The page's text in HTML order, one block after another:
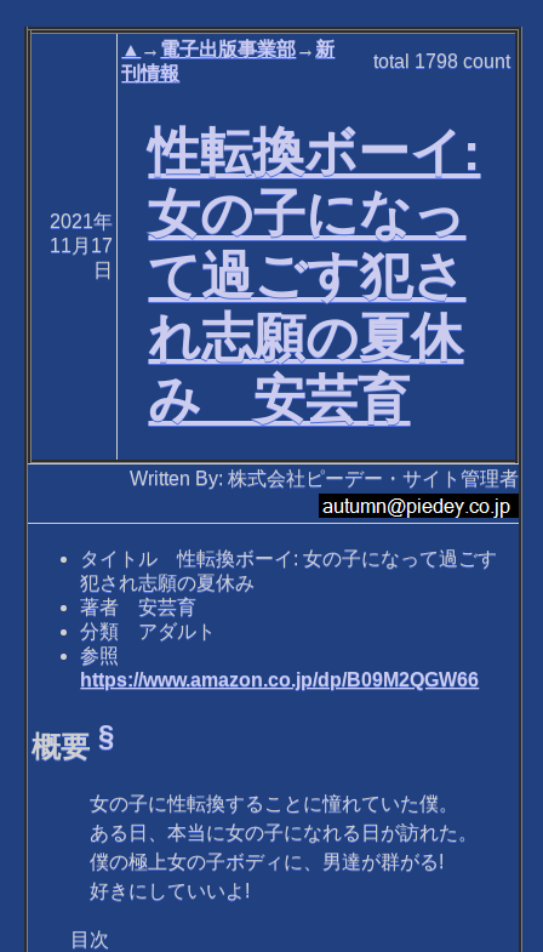
2021年
11月17
日
▲ → 電子出版事業部→ 新
刊情報
total 1798 count
性転換ボーイ:
女の子になっ
て過ごす犯さ
れ志願の夏休
み 安芸育
Written By: 株式会社ピーデー・サイト管理者
タイトル 性転換ボーイ: 女の子になって過ごす
犯され志願の夏休み
著者 安芸育
分類 アダルト
参照
https://www.amazon.co.jp/dp/B09M2QGW66
概要§
女の子に性転換することに憧れていた僕。
ある日、本当に女の子になれる日が訪れた。
僕の極上女の子ボディに、男達が群がる!
好きにしていいよ!
目次